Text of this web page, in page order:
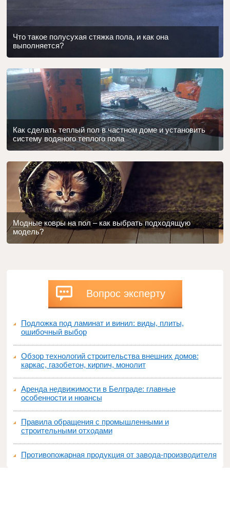
Что такое полусухая стяжка пола, и как она
выполняется?
Как сделать теплый пол в частном доме и установить
систему водяного теплого пола
Модные ковры на пол – как выбрать подходящую
модель?
Вопрос эксперту
Подложка под ламинат и винил: виды, плиты,
ошибочный выбор
Обзор технологий строительства внешних домов:
каркас, газобетон, кирпич, монолит
Аренда недвижимости в Белграде: главные
особенности и нюансы
Правила обращения с промышленными и
строительными отходами
Противопожарная продукция от завода-производителя